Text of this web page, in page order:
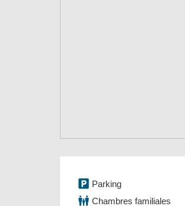
Parking
Chambres familiales